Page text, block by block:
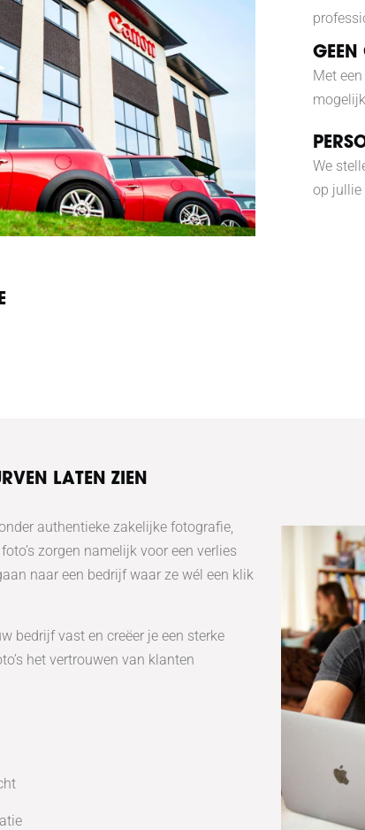
GEEN
Met
We
op jullie
LATEN ZIEN
authentieke zakelijke fotografie,
zorgen namelijk voor een verlies
naar een bedrijf waar ze wél een klik
bedrijf vast en creëer je een sterke
het vertrouwen van klanten